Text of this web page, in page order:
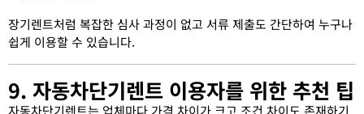
장기렌트처럼 복잡한 심사 과정이 없고 서류 제출도 간단하여 누구나
쉽게 이용할 수 있습니다.
9. 자동차단기렌트 이용자를 위한 추천 팁
자동차단기렌트는 업체마다 가격 차이가 크고 조건 차이도 존재하기